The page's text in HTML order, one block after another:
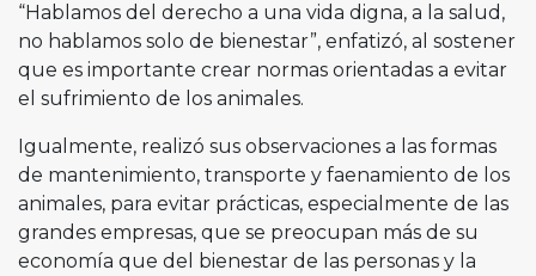
“Hablamos del derecho a una vida digna, a la salud,
no hablamos solo de bienestar”, enfatizó, al sostener
que es importante crear normas orientadas a evitar
el sufrimiento de los animales.
Igualmente, realizó sus observaciones a las formas
de mantenimiento, transporte y faenamiento de los
animales, para evitar prácticas, especialmente de las
grandes empresas, que se preocupan más de su
economía que del bienestar de las personas y la